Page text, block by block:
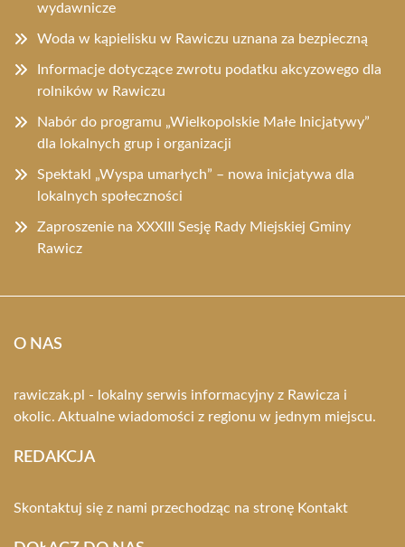
wydawnicze
Woda w kąpielisku w Rawiczu uznana za bezpieczną
Informacje dotyczące zwrotu podatku akcyzowego dla
rolników w Rawiczu
Nabór do programu „Wielkopolskie Małe Inicjatywy”
dla lokalnych grup i organizacji
Spektakl „Wyspa umarłych” – nowa inicjatywa dla
lokalnych społeczności
Zaproszenie na XXXIII Sesję Rady Miejskiej Gminy
Rawicz
O NAS
rawiczak.pl - lokalny serwis informacyjny z Rawicza i
okolic. Aktualne wiadomości z regionu w jednym miejscu.
REDAKCJA
Skontaktuj się z nami przechodząc na stronę Kontakt